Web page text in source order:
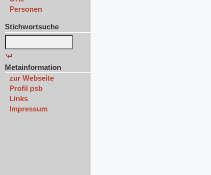
Personen
Stichwortsuche
Metainformation
zur Webseite
Profil psb
Links
Impressum